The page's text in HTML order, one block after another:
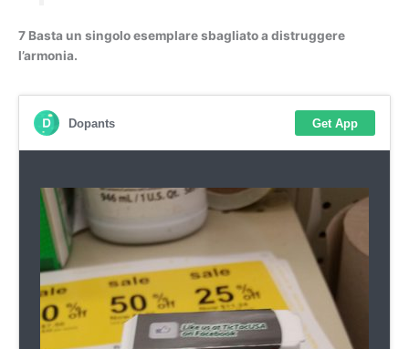
7 Basta un singolo esemplare sbagliato a distruggere
l’armonia.